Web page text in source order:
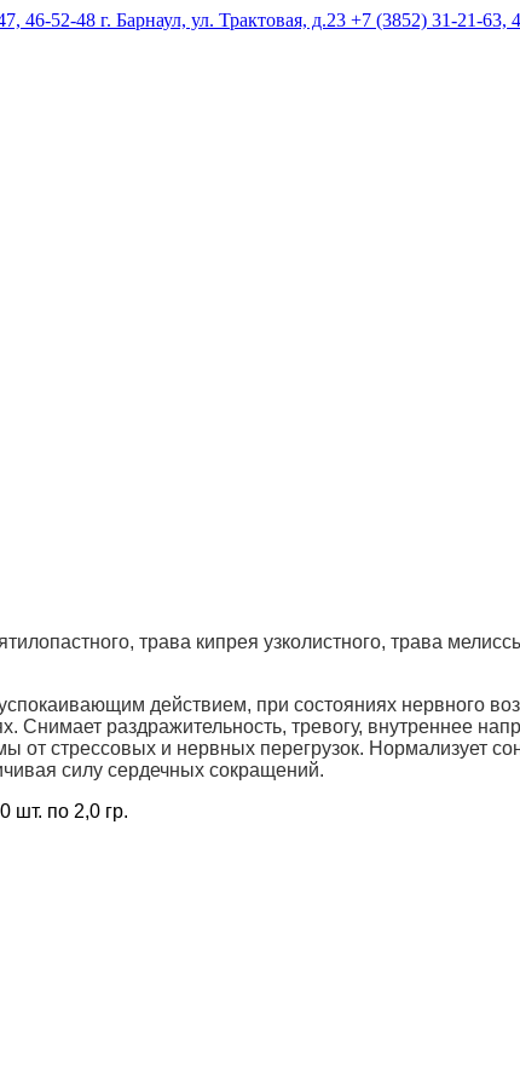
г. Барнаул, ул. Трактовая, д.23 +7 (3852) 31-21-63,
трава кипрея узколистного, трава
действием, при состояниях нервного
Снимает раздражительность, тревогу, внутреннее
стрессовых и нервных перегрузок. Нормализует
силу сердечных сокращений.
шт. по 2,0 гр.